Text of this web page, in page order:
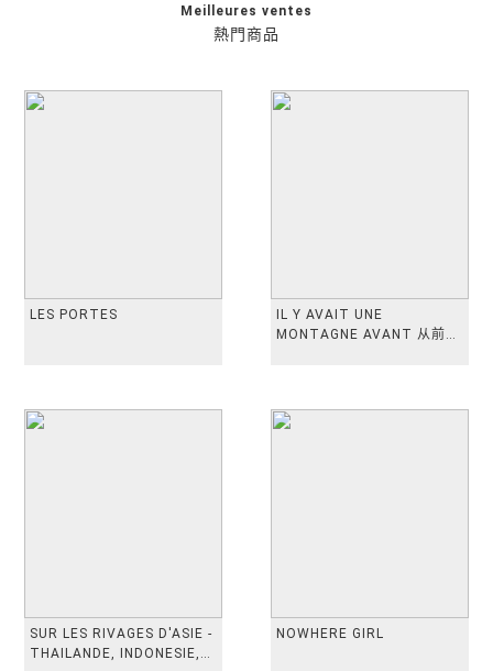
熱門商品
Meilleures ventes
LES PORTES
IL Y AVAIT UNE
MONTAGNE AVANT 从前有
SUR LES RIVAGES D'ASIE -
THAILANDE, INDONESIE,
NOWHERE GIRL